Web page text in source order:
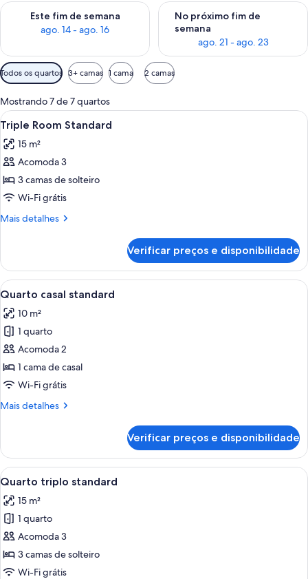
Este fim de semana
ago. 14 - ago. 16
Verifica a disponibilidade para este fim de semana, ago. 14 -
No próximo fim de
semana
ago. 21 - ago. 23
Verifica a disponibilidade
Filtros
disponíveis
para
os
quartos
Todos os quartos 3+ camas 1 cama 2 camas
Mostrando 7 de 7 quartos
Carrega
todas
as
fotos
de
Triple
Room
Frigobar, cofres nos quartos,
6
Triple Room Standard
15 m²
Acomoda 3
3 camas de solteiro
Wi-Fi grátis
Mais detalhes
Mais
Room
Standard
Verificar preços e disponibilidade
Carrega
todas
as
fotos
de
Quarto
casal
Quarto de hotel com cama, mesas
5
Quarto casal standard
10 m²
1 quarto
Acomoda 2
1 cama de casal
Wi-Fi grátis
Mais detalhes
Mais
casal
standard
Verificar preços e disponibilidade
Carrega
todas
as
fotos
de
Quarto
triplo
Quarto de hotel com três camas,
5
Quarto triplo standard
15 m²
1 quarto
Acomoda 3
3 camas de solteiro
Wi-Fi grátis